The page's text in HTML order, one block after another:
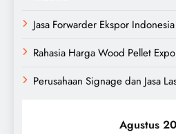
Jasa Forwarder Ekspor
Rahasia Harga Wood Pellet
Perusahaan Signage dan Jasa
Agustus